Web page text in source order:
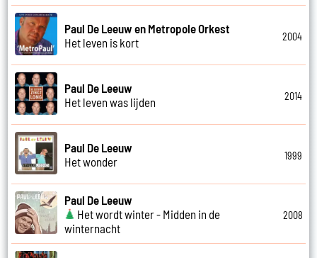
Paul De Leeuw en Metropole Orkest
Het leven is kort
2004
Paul De Leeuw
Het leven was lijden
2014
Paul De Leeuw
Het wonder
1999
Paul De Leeuw
Het wordt winter - Midden in de
winternacht
2008